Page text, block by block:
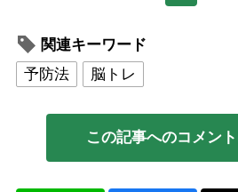
関連キーワード
予防法
脳トレ
この記事へのコメント